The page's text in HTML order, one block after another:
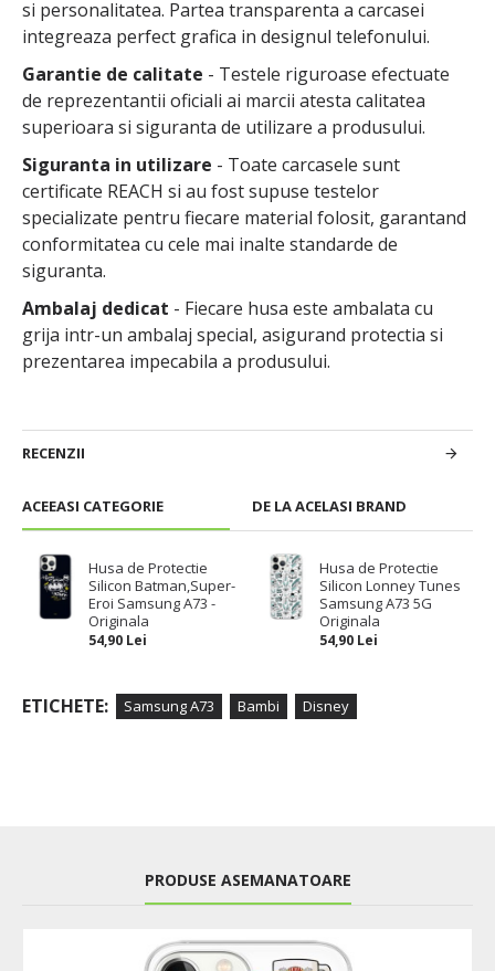
ACEEASI CATEGORIE DE LA ACELASI BRAND
Husa de Protectie
Silicon Batman,Super-
Eroi Samsung A73 -
Originala
54,90 Lei
Husa de Protectie
Silicon Lonney Tunes
Samsung A73 5G
Originala
54,90 Lei
si personalitatea. Partea transparenta a carcasei
integreaza perfect grafica in designul telefonului.
Garantie de calitate - Testele riguroase efectuate
de reprezentantii oficiali ai marcii atesta calitatea
superioara si siguranta de utilizare a produsului.
Siguranta in utilizare - Toate carcasele sunt
certificate REACH si au fost supuse testelor
specializate pentru fiecare material folosit, garantand
conformitatea cu cele mai inalte standarde de
siguranta.
Ambalaj dedicat - Fiecare husa este ambalata cu
grija intr-un ambalaj special, asigurand protectia si
prezentarea impecabila a produsului.
RECENZII
ETICHETE: Samsung A73 Bambi Disney
PRODUSE ASEMANATOARE